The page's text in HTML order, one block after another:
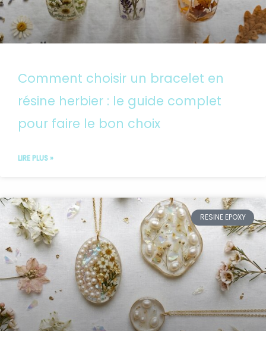
Comment choisir un bracelet en
résine herbier : le guide complet
pour faire le bon choix
LIRE PLUS »
RESINE EPOXY